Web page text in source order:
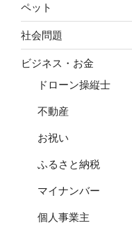
ペット
社会問題
ビジネス・お金
ドローン操縦士
不動産
お祝い
ふるさと納税
マイナンバー
個人事業主